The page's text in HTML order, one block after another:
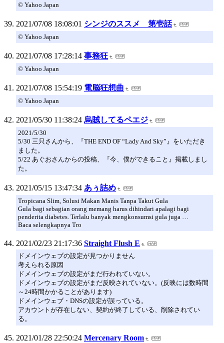
© Yahoo Japan
2021/07/08 18:08:01 シンジのススメ 第壱話
© Yahoo Japan
2021/07/08 17:28:14 事務狂
© Yahoo Japan
2021/07/08 15:54:19 電脳狂想曲
© Yahoo Japan
2021/05/30 11:38:24 烏賊してるペエジ
2021/5/30
5/30 三只さんから、『THE END OF “Lady And Sky”』をいただき
ました。
5/22 あぐおさんからの投稿、『今、僕ができること』掲載しまし
た。
2021/05/15 13:47:34 あぅ詰め
Tropicana Slim, Solusi Makan Manis Tanpa Takut Gula
Gula bagi sebagian orang memang harus dihindari apalagi bagi
penderita diabetes. Terlalu banyak mengkonsumsi gula juga …
Baca selengkapnya Tro
2021/02/23 21:17:36 Straight Flush E
ドメインウェブの設定が見つかりません
考えられる原因
ドメインウェブの設定がまだ行われていない。
ドメインウェブの設定がまだ反映されていない。(反映には数時間
～24時間かかることがあります)
ドメインウェブ・DNSの設定が誤っている。
アカウントが存在しない、契約が終了している、削除されてい
る。
2021/01/28 22:50:24 Mercenary Room